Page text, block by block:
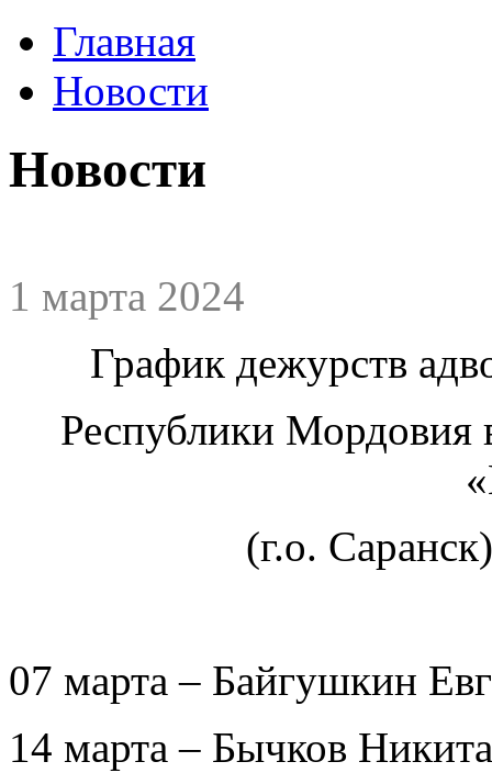
Главная
Новости
Новости
1 марта 2024
График дежурств
Республики
(г.о.
07 марта – Байгушкин
14 марта – Бычков